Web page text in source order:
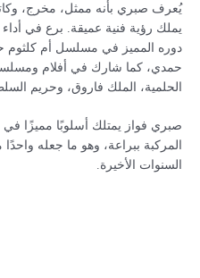
يُعرف صبري بأنه ممثل، مخرج،
يملك رؤية فنية عميقة. برع في أداء
دوره المميز في مسلسل أم كلثوم
حمدي، كما شارك في أفلام
الحلمية، الملك فاروق، وحريم
صبري فواز يمتلك أسلوبًا مميزًا في
المركبة ببراعة، وهو ما جعله
السنوات الأخيرة.